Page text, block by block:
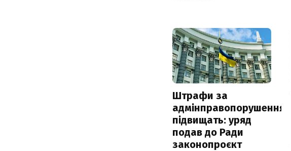
Штрафи за
адмінправопорушення
підвищать: уряд
подав до Ради
законопроєкт